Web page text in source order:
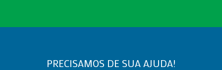
PRECISAMOS DE SUA AJUDA!